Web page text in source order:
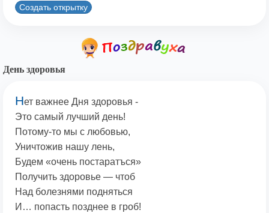
Создать открытку
День здоровья
Нет важнее Дня здоровья -
Это самый лучший день!
Потому-то мы с любовью,
Уничтожив нашу лень,
Будем «очень постаратъся»
Получить здоровье — чтоб
Над болезнями подняться
И… попасть позднее в гроб!